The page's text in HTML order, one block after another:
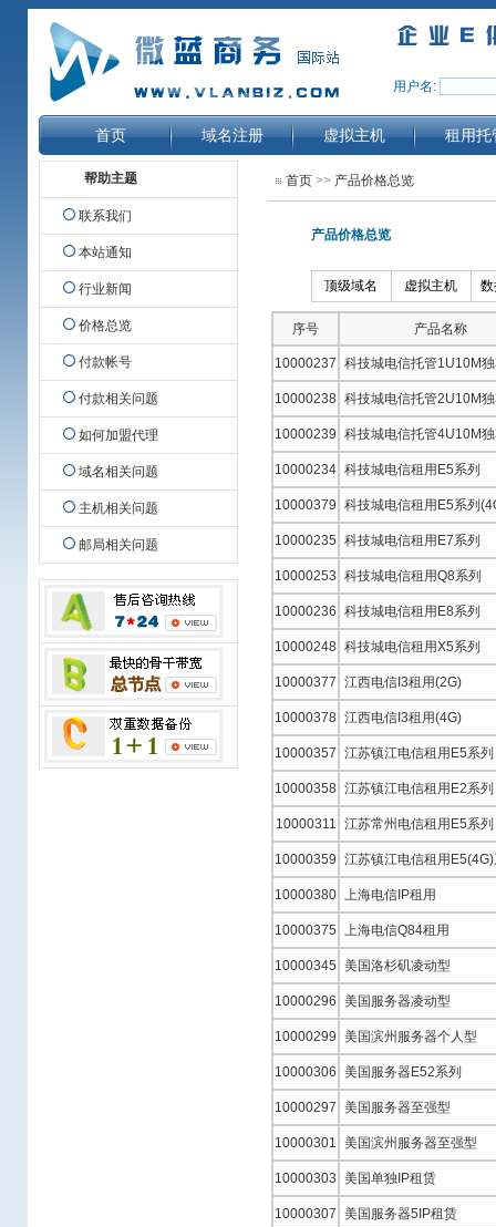
用户名:
首页 域名注册 虚拟主机 租用托
帮助主题
联系我们
本站通知
行业新闻
价格总览
付款帐号
付款相关问题
如何加盟代理
域名相关问题
主机相关问题
邮局相关问题
首页 >> 产品价格总览
产品价格总览
顶级域名 虚拟主机
序号 产品名称
10000237 科技城电信托管1U10M
10000238 科技城电信托管2U10M
10000239 科技城电信托管4U10M
10000234 科技城电信租用E5系列
10000379 科技城电信租用E5系列
10000235 科技城电信租用E7系列
10000253 科技城电信租用Q8系列
10000236 科技城电信租用E8系列
10000248 科技城电信租用X5系列
10000377 江西电信I3租用(2G)
10000378 江西电信I3租用(4G)
10000357 江苏镇江电信租用E5系列
10000358 江苏镇江电信租用E2系列
10000311 江苏常州电信租用E5系列
10000359 江苏镇江电信租用
10000380 上海电信IP租用
10000375 上海电信Q84租用
10000345 美国洛杉矶凌动型
10000296 美国服务器凌动型
10000299 美国滨州服务器个人型
10000306 美国服务器E52系列
10000297 美国服务器至强型
10000301 美国滨州服务器至强型
10000303 美国单独IP租赁
10000307 美国服务器5IP租赁